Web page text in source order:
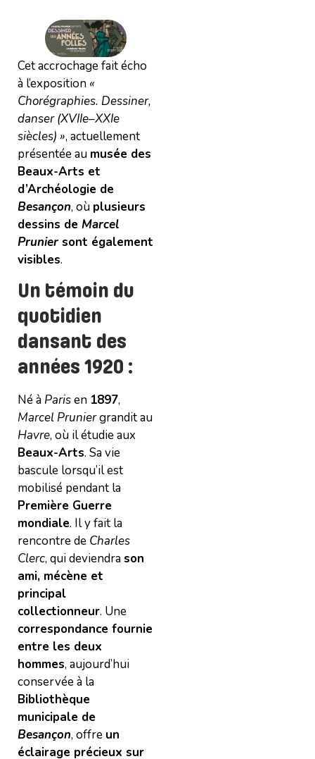
Cet accrochage fait écho
à l’exposition «
Chorégraphies. Dessiner,
danser (XVIIe–XXIe
siècles) », actuellement
présentée au musée des
Beaux-Arts et
d’Archéologie de
Besançon, où plusieurs
dessins de Marcel
Prunier sont également
visibles.
Un témoin du
quotidien
dansant des
années 1920 :
Né à Parisen 1897,
Marcel Pruniergrandit au
Havre, où il étudie aux
Beaux-Arts. Sa vie
bascule lorsqu’il est
mobilisé pendant la
Première Guerre
mondiale. Il y fait la
rencontre de Charles
Clerc, qui deviendrason
ami, mécène et
principal
collectionneur. Une
correspondance fournie
entre les deux
hommes, aujourd’hui
conservée à la
Bibliothèque
municipale de
Besançon, offre un
éclairage précieux sur